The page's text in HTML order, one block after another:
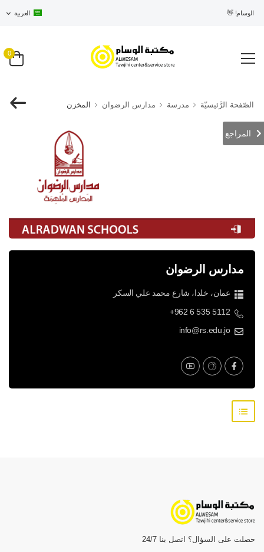
الوسام! 👋 العربية
0
الصّفحة الرَّئيسيّة مدرسة مدارس الرضوان المخزن
المراجع
مدارس الرضوان
عمان، خلدا، شارع محمد علي السكر
+962 6 535 5112
info@rs.edu.jo
حصلت على السؤال؟ اتصل بنا 24/7